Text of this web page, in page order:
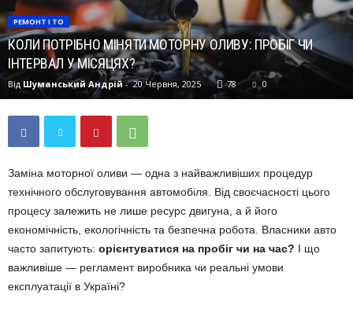
РЕМОНТ І ТО
КОЛИ ПОТРІБНО МІНЯТИ МОТОРНУ ОЛИВУ: ПРОБІГ ЧИ
ІНТЕРВАЛ У МІСЯЦЯХ?
Від Шуманський Андрій- 20 Червня, 2025 78 0
Заміна моторної оливи — одна з найважливіших процедур
технічного обслуговування автомобіля. Від своєчасності цього
процесу залежить не лише ресурс двигуна, а й його
економічність, екологічність та безпечна робота. Власники авто
часто запитують: орієнтуватися на пробіг чи на час? І що
важливіше — регламент виробника чи реальні умови
експлуатації в Україні?